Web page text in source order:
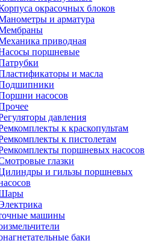
окрасочных блоков
и арматура
приводная
поршневые
и масла
насосов
давления
к краскопультам
к пистолетам
поршневых насосов
глазки
и гильзы поршневых
машины
баки